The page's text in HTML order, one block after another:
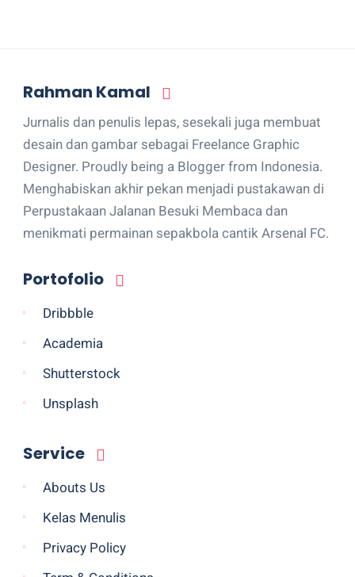
Rahman Kamal
Jurnalis dan penulis lepas, sesekali juga membuat
desain dan gambar sebagai Freelance Graphic
Designer. Proudly being a Blogger from Indonesia.
Menghabiskan akhir pekan menjadi pustakawan di
Perpustakaan Jalanan Besuki Membaca dan
menikmati permainan sepakbola cantik Arsenal FC.
Portofolio
Dribbble
Academia
Shutterstock
Unsplash
Service
Abouts Us
Kelas Menulis
Privacy Policy